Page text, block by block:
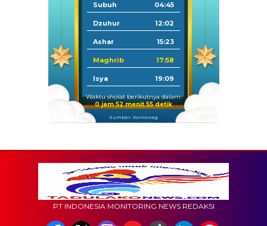
Subuh 04:45
Dzuhur 12:02
Ashar 15:23
Maghrib 17:58
Isya 19:09
Waktu sholat berikutnya dalam:
0 jam 52 menit 54 detik
Sumber: Kemenag
PT INDONESIA MONITORING NEWS REDAKSI